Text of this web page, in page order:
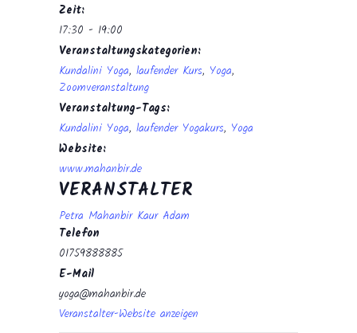
Zeit:
17:30 - 19:00
Veranstaltungskategorien:
Kundalini Yoga, laufender Kurs, Yoga,
Zoomveranstaltung
Veranstaltung-Tags:
Kundalini Yoga, laufender Yogakurs, Yoga
Website:
www.mahanbir.de
VERANSTALTER
Petra Mahanbir Kaur Adam
Telefon
01759888885
E-Mail
yoga@mahanbir.de
Veranstalter-Website anzeigen